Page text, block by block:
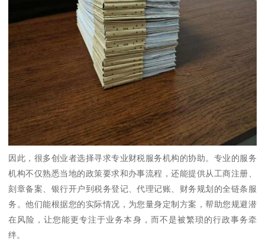
因此，很多创业者选择寻求专业财税服务机构的协助。专业的服务
机构不仅熟悉当地的政策要求和办事流程，还能提供从工商注册、
刻章备案、银行开户到税务登记、代理记账、财务规划的全链条服
务。他们能根据您的实际情况，为您量身定制方案，帮助您规避潜
在风险，让您能更专注于业务本身，而不是被繁琐的行政事务牵
绊。